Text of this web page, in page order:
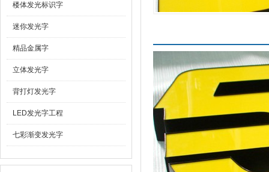
楼体发光标识字
迷你发光字
精品金属字
立体发光字
背打灯发光字
LED发光字工程
七彩渐变发光字